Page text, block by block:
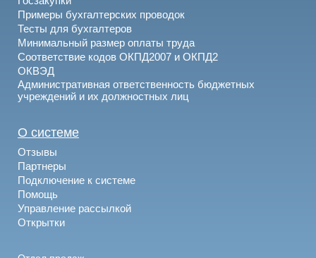
Примеры бухгалтерских проводок
Тесты для бухгалтеров
Минимальный размер оплаты труда
Соответствие кодов ОКПД2007 и ОКПД2
ОКВЭД
Административная ответственность бюджетных
учреждений и их должностных лиц
О системе
Отзывы
Партнеры
Подключение к системе
Помощь
Управление рассылкой
Открытки